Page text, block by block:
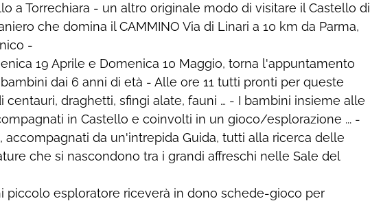
a Torrechiara - un altro originale modo di visitare il Castello di
che domina il CAMMINO Via di Linari a 10 km da Parma,
-
19 Aprile e Domenica 10 Maggio, torna l'appuntamento
dai 6 anni di età - Alle ore 11 tutti pronti per queste
centauri, draghetti, sfingi alate, fauni … - I bambini insieme alle
in Castello e coinvolti in un gioco/esplorazione ... -
accompagnati da un'intrepida Guida, tutti alla ricerca delle
che si nascondono tra i grandi affreschi nelle Sale del
piccolo esploratore riceverà in dono schede-gioco per